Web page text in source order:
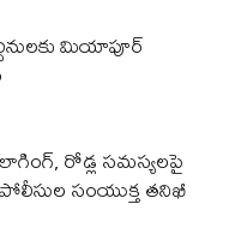
మియాపూర్
రోడ్ల సమస్యలపై
సంయుక్త తనిఖీ